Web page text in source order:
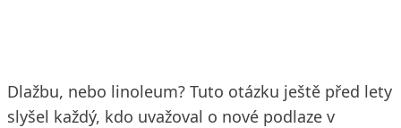
Dlažbu, nebo linoleum? Tuto otázku ještě před lety
slyšel každý, kdo uvažoval o nové podlaze v